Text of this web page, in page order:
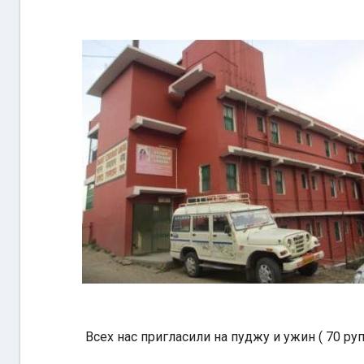
Всех нас пригласили на пуджу и ужин ( 70